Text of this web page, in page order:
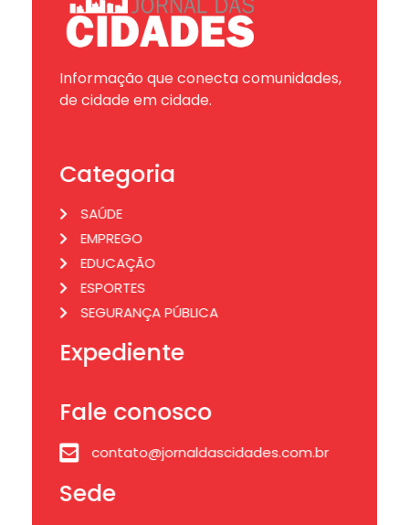
Informação que conecta comunidades,
de cidade em cidade.
Categoria
SAÚDE
EMPREGO
EDUCAÇÃO
ESPORTES
SEGURANÇA PÚBLICA
Expediente
Fale conosco
contato@jornaldascidades.com.br
Sede